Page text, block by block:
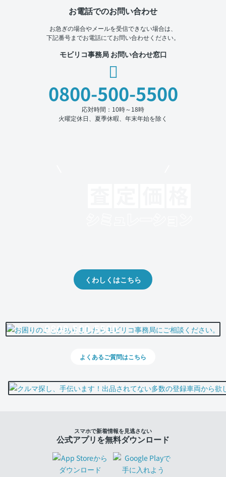
お電話でのお問い合わせ
お急ぎの場合やメールを受信できない場合は、
下記番号までお電話にてお問い合わせください。
モビリコ事務局 お問い合わせ窓口
0800-500-5500
応対時間：10時～18時
火曜定休日、夏季休暇、年末年始を除く
くわしくはこちら
0800-500-5500
よくあるご質問はこちら
スマホで新着情報を見逃さない
公式アプリを無料ダウンロード